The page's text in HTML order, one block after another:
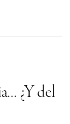
¿Y del